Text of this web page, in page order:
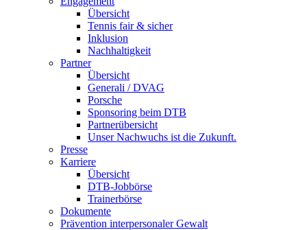
Übersicht
Tennis fair & sicher
Inklusion
Nachhaltigkeit
Partner
Übersicht
Generali / DVAG
Porsche
Sponsoring beim DTB
Partnerübersicht
Unser Nachwuchs ist die Zukunft.
Presse
Karriere
Übersicht
DTB-Jobbörse
Trainerbörse
Dokumente
Prävention interpersonaler Gewalt